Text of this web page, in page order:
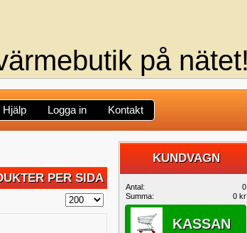
på nätet!
Hjälp Logga in Kontakt
KUNDVAGN
KUNDVAGN
Antal:
0
Summa:
0 kr
KASSAN
PER SIDA